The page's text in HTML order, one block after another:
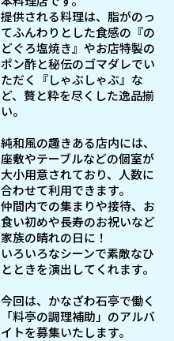
提供される料理は、脂がのっ
てふんわりとした食感の『の
どぐろ塩焼き』やお店特製の
ポン酢と秘伝のゴマダレでい
ただく『しゃぶしゃぶ』な
ど、贅と粋を尽くした逸品揃
い。
純和風の趣きある店内には、
座敷やテーブルなどの個室が
大小用意されており、人数に
合わせて利用できます。
仲間内での集まりや接待、お
食い初めや長寿のお祝いなど
家族の晴れの日に！
いろいろなシーンで素敵なひ
とときを演出してくれます。
今回は、かなざわ石亭で働く
「料亭の調理補助」のアルバ
イトを募集いたします。